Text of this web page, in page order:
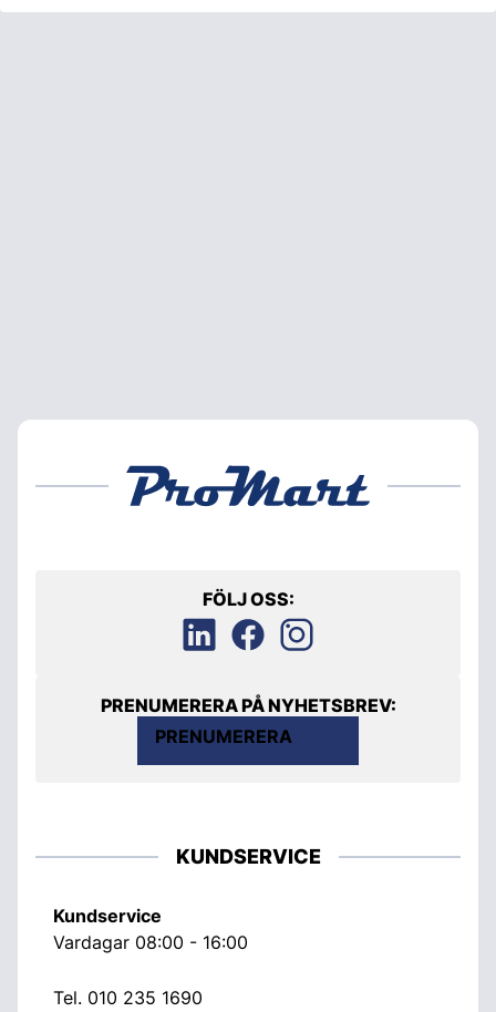
FÖLJ OSS:
PRENUMERERA PÅ NYHETSBREV:
PRENUMERERA
KUNDSERVICE
Kundservice
Vardagar 08:00 - 16:00
Tel. 010 235 1690